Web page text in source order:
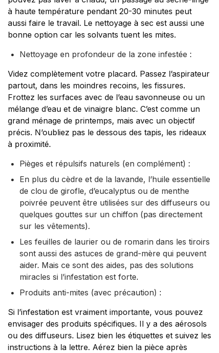
à haute température pendant 20-30 minutes peut
aussi faire le travail. Le nettoyage à sec est aussi une
bonne option car les solvants tuent les mites.
Nettoyage en profondeur de la zone infestée :
Videz complètement votre placard. Passez l’aspirateur
partout, dans les moindres recoins, les fissures.
Frottez les surfaces avec de l’eau savonneuse ou un
mélange d’eau et de vinaigre blanc. C’est comme un
grand ménage de printemps, mais avec un objectif
précis. N’oubliez pas le dessous des tapis, les rideaux
à proximité.
Pièges et répulsifs naturels (en complément) :
En plus du cèdre et de la lavande, l’huile essentielle
de clou de girofle, d’eucalyptus ou de menthe
poivrée peuvent être utilisées sur des diffuseurs ou
quelques gouttes sur un chiffon (pas directement
sur les vêtements).
Les feuilles de laurier ou de romarin dans les tiroirs
sont aussi des astuces de grand-mère qui peuvent
aider. Mais ce sont des aides, pas des solutions
miracles si l’infestation est forte.
Produits anti-mites (avec précaution) :
Si l’infestation est vraiment importante, vous pouvez
envisager des produits spécifiques. Il y a des aérosols
ou des diffuseurs. Lisez bien les étiquettes et suivez les
instructions à la lettre. Aérez bien la pièce après